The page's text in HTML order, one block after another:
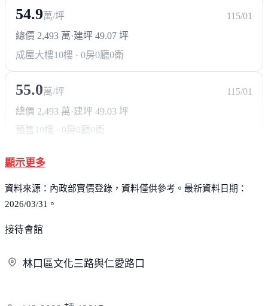
54.9萬/坪
115/01
總價 2,493 萬·建坪 49.07 坪
成屋大樓10樓 · 0房0廳0衛
55.0萬/坪
115/01
總價 2,493 萬 ·建坪 49.03 坪
預售 10樓 · 0房0廳0衛
顯示更多
資料來源：內政部實價登錄，資料僅供參考。最新資料日期：
2026/03/31。
接待會館
林口區文化三路與仁愛路口